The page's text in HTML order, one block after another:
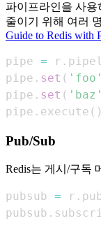
파이프라인을 사
줄이기 위해 여러
Guide to Redis with
pipe = r .
pipe . set ( 'foo'
pipe . set ( 'baz'
pipe . execute ( )
Pub/Sub
Redis는 게시/구독
pubsub = r .
pubsub .